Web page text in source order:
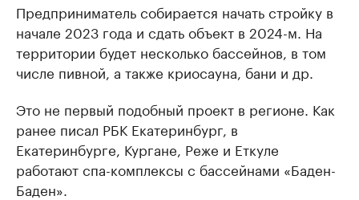
Предприниматель собирается начать стройку в
начале 2023 года и сдать объект в 2024-м. На
территории будет несколько бассейнов, в том
числе пивной, а также криосауна, бани и др.
Это не первый подобный проект в регионе. Как
ранее писал РБК Екатеринбург, в
Екатеринбурге, Кургане, Реже и Еткуле
работают спа-комплексы с бассейнами «Баден-
Баден».